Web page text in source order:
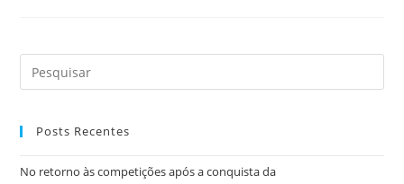
Posts Recentes
No retorno às competições após a conquista da